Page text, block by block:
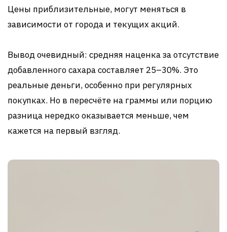
Цены приблизительные, могут меняться в
зависимости от города и текущих акций.
Вывод очевидный: средняя наценка за отсутствие
добавленного сахара составляет 25–30%. Это
реальные деньги, особенно при регулярных
покупках. Но в пересчёте на граммы или порцию
разница нередко оказывается меньше, чем
кажется на первый взгляд.